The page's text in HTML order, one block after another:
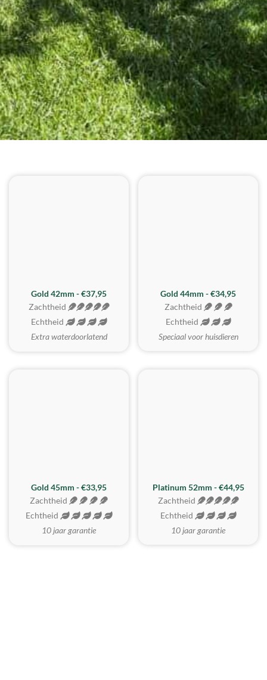
ZACHTSTE
Gold 42mm - €37,95
Zachtheid
Echtheid
Extra waterdoorlatend
Gold 44mm - €34,95
Zachtheid
Echtheid
Speciaal voor huisdieren
REALISTISCH
Gold 45mm - €33,95
Zachtheid
Echtheid
10 jaar garantie
ZACHTSTE
Platinum 52mm - €44,95
Zachtheid
Echtheid
10 jaar garantie